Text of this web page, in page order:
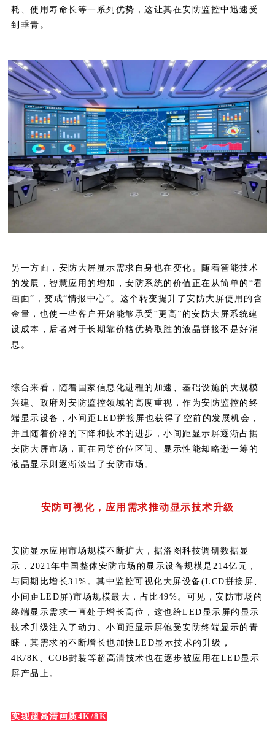
耗、使用寿命长等一系列优势，这让其在安防监控中迅速受
到垂青。
另一方面，安防大屏显示需求自身也在变化。随着智能技术
的发展，智慧应用的增加，安防系统的价值正在从简单的“看
画面”，变成“情报中心”。这个转变提升了安防大屏使用的含
金量，也使一些客户开始能够承受“更高”的安防大屏系统建
设成本，后者对于长期靠价格优势取胜的液晶拼接不是好消
息。
综合来看，随着国家信息化进程的加速、基础设施的大规模
兴建、政府对安防监控领域的高度重视，作为安防监控的终
端显示设备，小间距LED拼接屏也获得了空前的发展机会，
并且随着价格的下降和技术的进步，小间距显示屏逐渐占据
安防大屏市场，而在同等价位区间、显示性能却略逊一筹的
液晶显示则逐渐淡出了安防市场。
安防可视化，应用需求推动显示技术升级
安防显示应用市场规模不断扩大，据洛图科技调研数据显
示，2021年中国整体安防市场的显示设备规模是214亿元，
与同期比增长31%。其中监控可视化大屏设备(LCD拼接屏、
小间距LED屏)市场规模最大，占比49%。可见，安防市场的
终端显示需求一直处于增长高位，这也给LED显示屏的显示
技术升级注入了动力。小间距显示屏饱受安防终端显示的青
睐，其需求的不断增长也加快LED显示技术的升级，
4K/8K、COB封装等超高清技术也在逐步被应用在LED显示
屏产品上。
实现超高清画质4K/8K